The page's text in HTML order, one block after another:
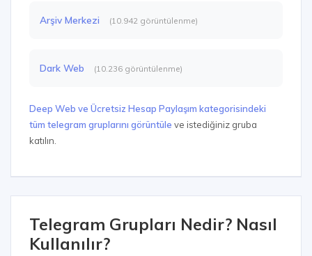
Arşiv Merkezi (10.942 görüntülenme)
Dark Web (10.236 görüntülenme)
Deep Web ve Ücretsiz Hesap Paylaşım kategorisindeki
tüm telegram gruplarını görüntüle ve istediğiniz gruba
katılın.
Telegram Grupları Nedir? Nasıl
Kullanılır?